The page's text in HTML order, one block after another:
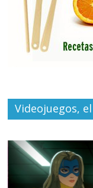
Videojuegos,